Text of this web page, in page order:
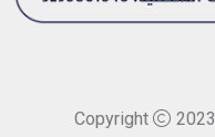
Copyright 2023